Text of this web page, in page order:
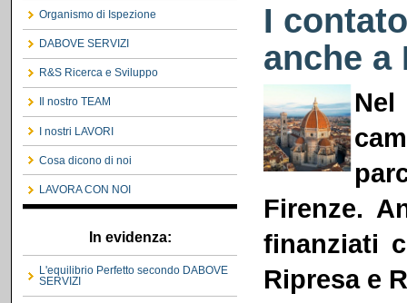
Organismo di Ispezione
DABOVE SERVIZI
R&S Ricerca e Sviluppo
Il nostro TEAM
I nostri LAVORI
Cosa dicono di noi
LAVORA CON NOI
In evidenza:
L'equilibrio Perfetto secondo DABOVE
SERVIZI
I
anche a
Firenze.
finanziati
Ripresa e